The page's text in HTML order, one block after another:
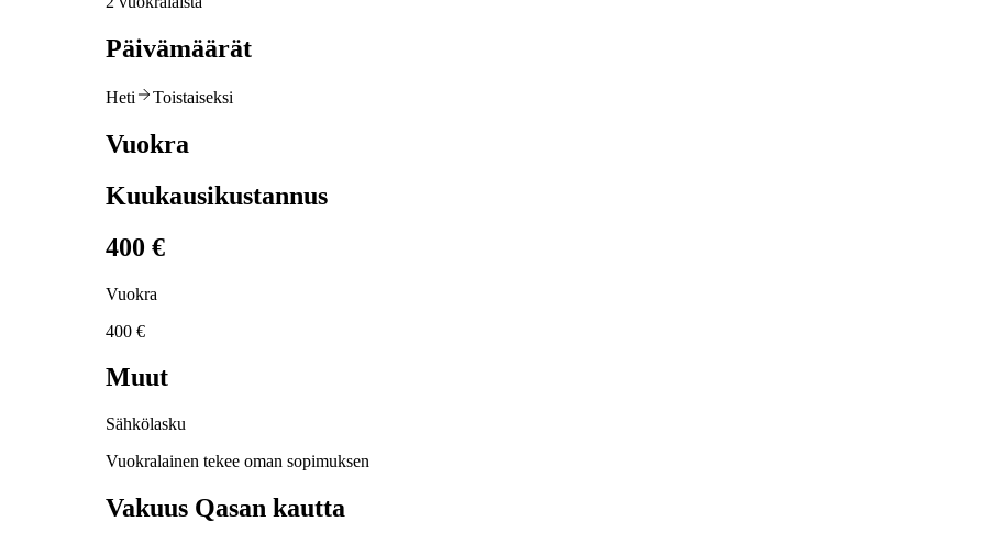
Päivämäärät
Heti Toistaiseksi
Vuokra
Kuukausikustannus
400 €
Vuokra
400 €
Muut
Sähkölasku
Vuokralainen tekee oman sopimuksen
Vakuus Qasan kautta